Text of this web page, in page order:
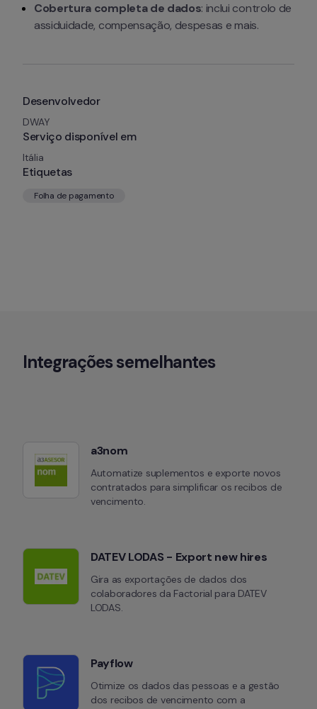
Desenvolvedor
DWAY
Serviço disponível em
Itália
Etiquetas
Folha de pagamento
Cobertura completa de dados: inclui controlo de
assiduidade, compensação, despesas e mais.
Integrações semelhantes
a3nom
Automatize suplementos e exporte novos
contratados para simplificar os recibos de
vencimento.
DATEV LODAS - Export new hires
Gira as exportações de dados dos
colaboradores da Factorial para DATEV
LODAS.
Payflow
Otimize os dados das pessoas e a gestão
dos recibos de vencimento com a